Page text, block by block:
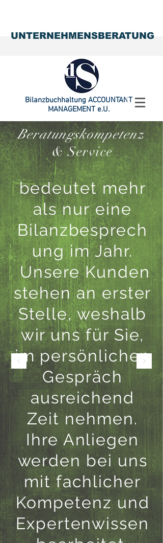
UNTERNEHMENSBERATUNG
Bilanzbuchhaltung ACCOUNTANT
MANAGEMENT e.U.
Beratungskompetenz
& Service
bedeutet mehr
als nur eine
Bilanzbesprech
ung im Jahr.
Unsere Kunden
stehen an erster
Stelle, weshalb
wir uns für Sie,
im persönlichen
Gespräch
ausreichend
Zeit nehmen.
Ihre Anliegen
werden bei uns
mit fachlicher
Kompetenz und
Expertenwissen